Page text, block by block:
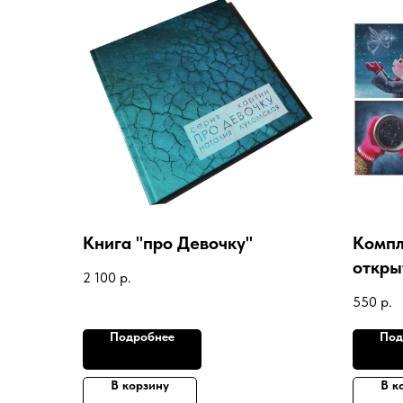
Книга "про Девочку"
2 100 р.
Подробнее
В корзину
550 р.
В